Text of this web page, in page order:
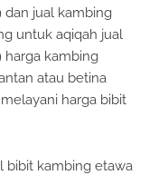
dan jual kambing
untuk aqiqah jual
harga kambing
atau betina
harga bibit
bibit kambing etawa